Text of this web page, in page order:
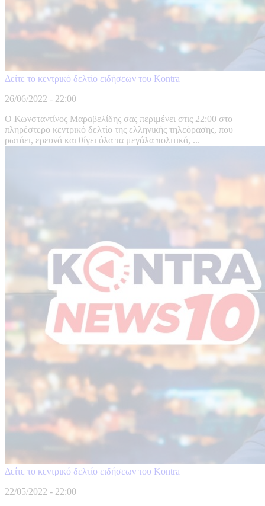
Δείτε το κεντρικό δελτίο ειδήσεων του Kontra
26/06/2022 - 22:00
Ο Κωνσταντίνος Μαραβελίδης σας περιμένει στις 22:00 στο
πληρέστερο κεντρικό δελτίο της ελληνικής τηλεόρασης, που
ρωτάει, ερευνά και θίγει όλα τα μεγάλα πολιτικά, ...
Δείτε το κεντρικό δελτίο ειδήσεων του Kontra
22/05/2022 - 22:00